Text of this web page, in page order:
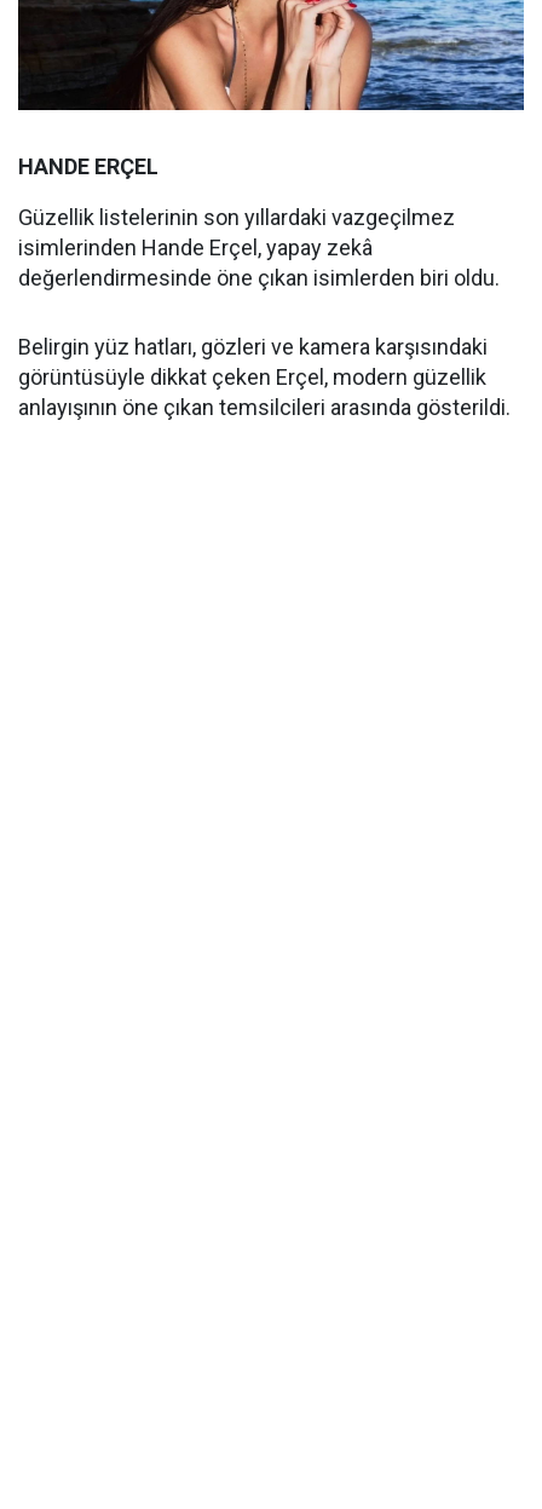
HANDE ERÇEL
Güzellik listelerinin son yıllardaki vazgeçilmez
isimlerinden Hande Erçel, yapay zekâ
değerlendirmesinde öne çıkan isimlerden biri oldu.
Belirgin yüz hatları, gözleri ve kamera karşısındaki
görüntüsüyle dikkat çeken Erçel, modern güzellik
anlayışının öne çıkan temsilcileri arasında gösterildi.